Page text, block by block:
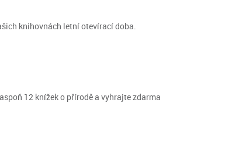
knihovnách letní otevírací doba.
12 knížek o přírodě a vyhrajte zdarma